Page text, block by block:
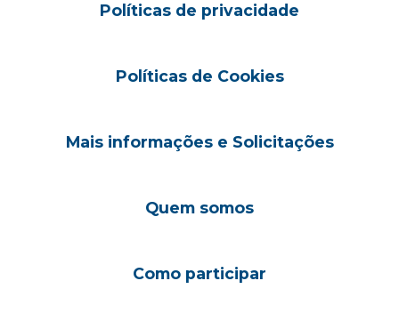
Políticas de privacidade
Políticas de Cookies
Mais informações e Solicitações
Quem somos
Como participar